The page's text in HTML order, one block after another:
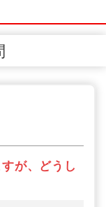
が、どうし